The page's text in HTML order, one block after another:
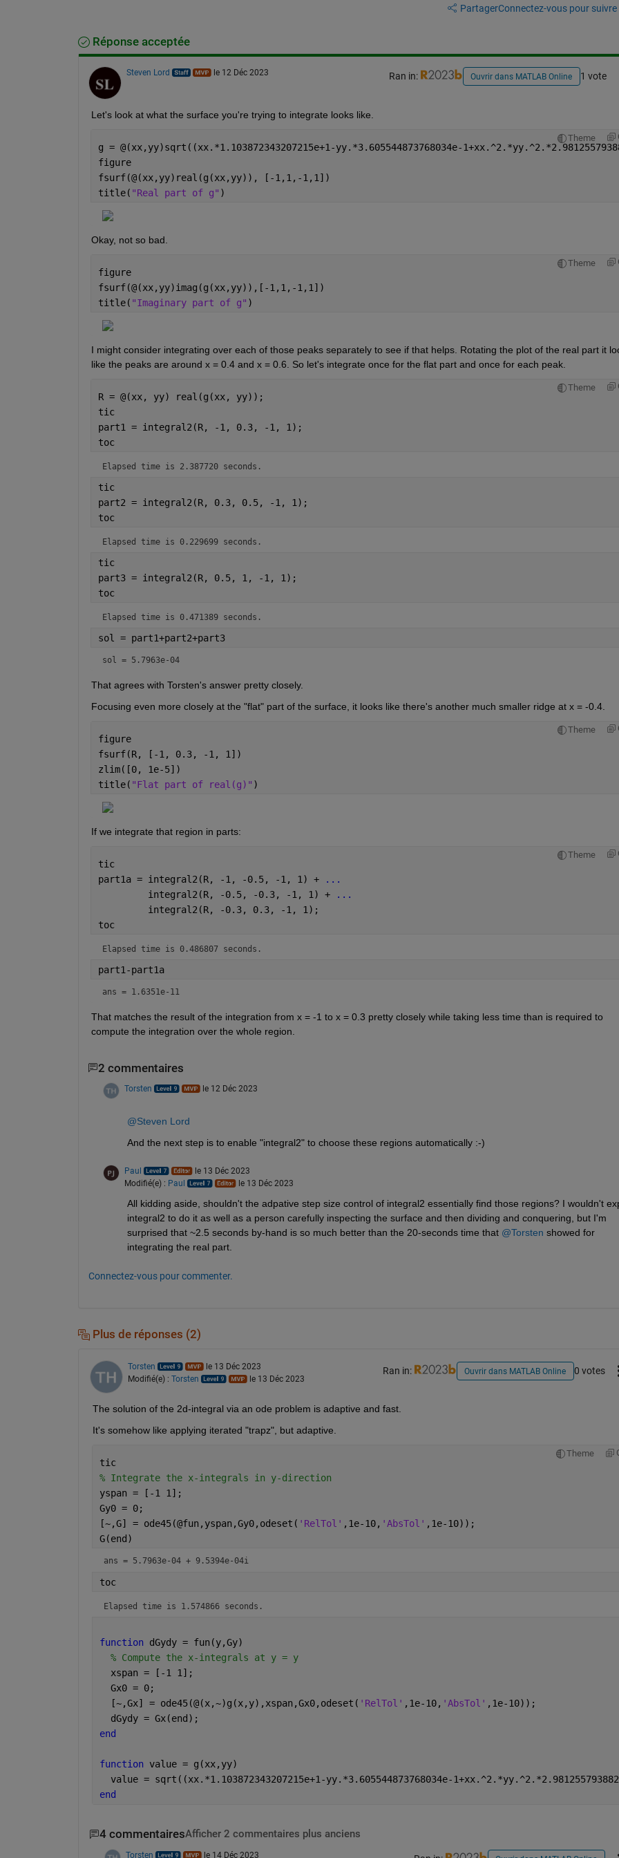
PartagerConnectez-vous pour suivre
Réponse acceptée
Steven Lord le 12 Déc 2023 Ran in: Ouvrir dans MATLAB Online 1 vote
Let's look at what the surface you're trying to integrate looks like.
Theme
g = @(xx,yy)sqrt((xx.*1.103872343207215e+1-
figure
fsurf(@(xx,yy)real(g(xx,yy)), [-1,1,-1,1])
title( "Real part of g" )
Okay, not so bad.
Theme
figure
fsurf(@(xx,yy)imag(g(xx,yy)),[-1,1,-1,1])
title( "Imaginary part of g" )
I might consider integrating over each of those peaks separately to see if that helps. Rotating the plot of the real part it
like the peaks are around x = 0.4 and x = 0.6. So let's integrate once for the flat part and once for each peak.
Theme
R = @(xx, yy) real(g(xx, yy));
tic
part1 = integral2(R, -1, 0.3, -1, 1);
toc
Elapsed time is 2.387720 seconds.
tic
part2 = integral2(R, 0.3, 0.5, -1, 1);
toc
Elapsed time is 0.229699 seconds.
tic
part3 = integral2(R, 0.5, 1, -1, 1);
toc
Elapsed time is 0.471389 seconds.
sol = part1+part2+part3
sol = 5.7963e-04
That agrees with Torsten's answer pretty closely.
Focusing even more closely at the "flat" part of the surface, it looks like there's another much smaller ridge at x = -0.4.
Theme
figure
fsurf(R, [-1, 0.3, -1, 1])
zlim([0, 1e-5])
title( "Flat part of real(g)" )
If we integrate that region in parts:
Theme
tic
part1a = integral2(R, -1, -0.5, -1, 1) +
...
         integral2(R, -0.5, -0.3, -1, 1) +
...
         integral2(R, -0.3, 0.3, -1, 1);
toc
Elapsed time is 0.486807 seconds.
part1-part1a
ans = 1.6351e-11
That matches the result of the integration from x = -1 to x = 0.3 pretty closely while taking less time than is required to
compute the integration over the whole region.
2 commentaires
Torsten le 12 Déc 2023
@Steven Lord
And the next step is to enable "integral2" to choose these regions automatically :-)
Paul
le 13 Déc 2023
Modifié(e) : Paul le 13 Déc 2023
All kidding aside, shouldn't the adpative step size control of integral2 essentially find those regions? I wouldn't
integral2 to do it as well as a person carefully inspecting the surface and then dividing and conquering, but I'm
surprised that ~2.5 seconds by-hand is so much better than the 20-seconds time that @Torsten showed for
integrating the real part.
Connectez-vous pour commenter.
Plus de réponses (2)
Torsten
le 13 Déc 2023
Modifié(e) : Torsten le 13 Déc 2023
Ran in: Ouvrir dans MATLAB Online 0 votes
The solution of the 2d-integral via an ode problem is adaptive and fast.
It's somehow like applying iterated "trapz", but adaptive.
Theme
tic
% Integrate the x-integrals in y-direction
yspan = [-1 1];
Gy0 = 0;
[~,G] = ode45(@fun,yspan,Gy0,odeset( 'RelTol' ,1e-10, 'AbsTol' ,1e-10));
G(end)
ans = 5.7963e-04 + 9.5394e-04i
toc
Elapsed time is 1.574866 seconds.
function dGydy = fun(y,Gy)
% Compute the x-integrals at y = y
  xspan = [-1 1];
  Gx0 = 0;
  [~,Gx] = ode45(@(x,~)g(x,y),xspan,Gx0,odeset(
'RelTol' ,1e-10, 'AbsTol' ,1e-10));
  dGydy = Gx(end);
end
function value = g(xx,yy)
value = sqrt((xx.*1.103872343207215e+1-
end
4 commentairesAfficher 2 commentaires plus anciens
Torsten le 14 Déc 2023